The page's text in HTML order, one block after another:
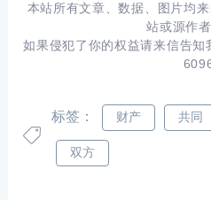
本站所有文章、数据、图片均
站或源作者
如果侵犯了你的权益请来信告
标签： 财产 共同
双方